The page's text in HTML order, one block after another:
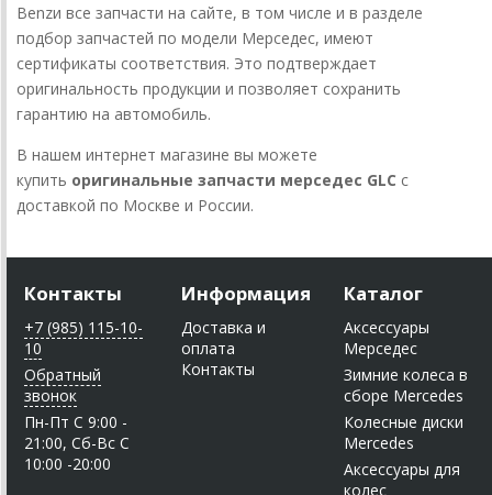
Benzи все запчасти на сайте, в том числе и в разделе
подбор запчастей по модели Мерседес, имеют
сертификаты соответствия. Это подтверждает
оригинальность продукции и позволяет сохранить
гарантию на автомобиль.
В нашем интернет магазине вы можете
купить оригинальные запчасти мерседес GLC с
доставкой по Москве и России.
Контакты
+7 (985) 115-10-
10
Обратный
звонок
Пн-Пт C 9:00 -
21:00, Сб-Вс С
10:00 -20:00
Информация
Доставка и
оплата
Контакты
Каталог
Аксессуары
Мерседес
Зимние колеса в
сборе Mercedes
Колесные диски
Mercedes
Аксессуары для
колес